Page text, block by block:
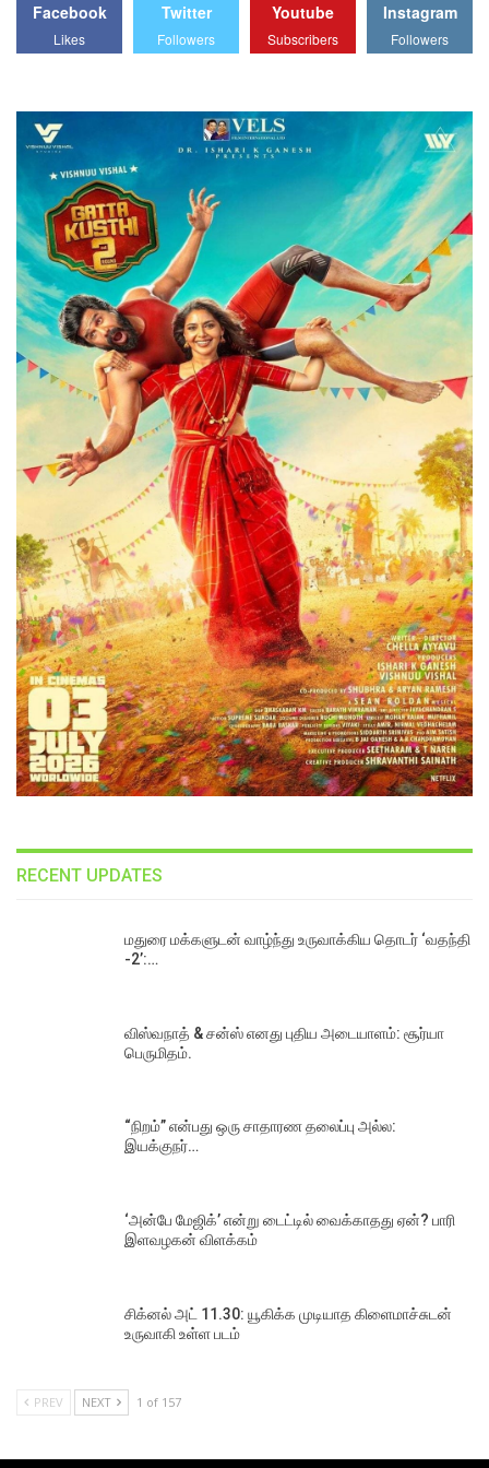
Facebook
Likes
Twitter
Followers
Youtube
Subscribers
Instagram
Followers
RECENT UPDATES
மதுரை மக்களுடன் வாழ்ந்து உருவாக்கிய தொடர் ‘வதந்தி
-2’:…
விஸ்வநாத் & சன்ஸ் எனது புதிய அடையாளம்: சூர்யா
பெருமிதம்.
“நிறம்” என்பது ஒரு சாதாரண தலைப்பு அல்ல:
இயக்குநர்…
‘அன்பே மேஜிக்’ என்று டைட்டில் வைக்காதது ஏன்? பாரி
இளவழகன் விளக்கம்
சிக்னல் அட் 11.30: யூகிக்க முடியாத கிளைமாச்சுடன்
உருவாகி உள்ள படம்
PREV NEXT 1 of 157